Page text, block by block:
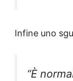
Infine uno
“È